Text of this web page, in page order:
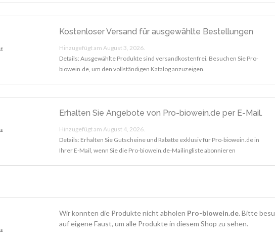
Kostenloser Versand für ausgewählte Bestellungen
Hinzugefügt am August 3, 2026.
Details: Ausgewählte Produkte sind versandkostenfrei. Besuchen Sie Pro-
biowein.de, um den vollständigen Katalog anzuzeigen.
Erhalten Sie Angebote von Pro-biowein.de per E-Mail.
Hinzugefügt am August 4, 2026.
Details: Erhalten Sie Gutscheine und Rabatte exklusiv für Pro-biowein.de in
Ihrer E-Mail, wenn Sie die Pro-biowein.de-Mailingliste abonnieren
Wir konnten die Produkte nicht abholen Pro-biowein.de. Bitte
auf eigene Faust, um alle Produkte in diesem Shop zu sehen.